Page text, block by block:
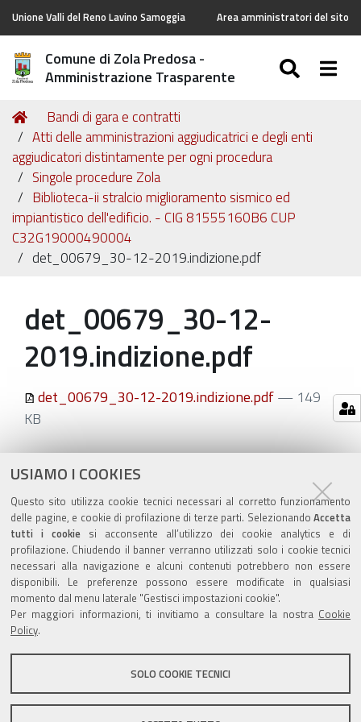
USIAMO I COOKIES
Questo sito utilizza cookie tecnici necessari al corretto funzionamento
delle pagine, e cookie di profilazione di terze parti. Selezionando Accetta
tutti i cookiesi acconsente all’utilizzo dei cookie analytics e di
profilazione. Chiudendo il banner verranno utilizzati solo i cookie tecnici
necessari alla navigazione e alcuni contenuti potrebbero non essere
disponibili. Le preferenze possono essere modificate in qualsiasi
momento dal menu laterale "Gestisci impostazioni cookie".
Per maggiori informazioni, ti invitiamo a consultare la nostra Cookie
Policy.
SOLO COOKIE TECNICI
Unione Valli del Reno Lavino Samoggia Area amministratori del sito
Comune di Zola Predosa -
Amministrazione Trasparente
Tu
sei
qui:
Home
Bandi di gara e contratti
Atti delle amministrazioni aggiudicatrici e degli enti
aggiudicatori distintamente per ogni procedura
Singole procedure Zola
Biblioteca-ii stralcio miglioramento sismico ed
impiantistico dell'edificio. - CIG 81555160B6 CUP
C32G19000490004
det_00679_30-12-2019.indizione.pdf
det_00679_30-12-
2019.indizione.pdf
det_00679_30-12-2019.indizione.pdf— 149
KB
Azioni
sul
documento
ultima modifica 20/10/2020
Valuta questo sito
Sito istituzionale Comune di Zola Predosa